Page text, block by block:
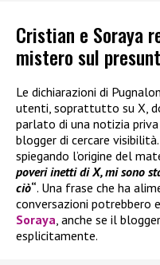
Cristian e Soraya
mistero sul
Le dichiarazioni di
utenti, soprattutto su X,
parlato di una notizia
blogger di cercare
spiegando l’origine del
poveri inetti di X, mi sono
ciò“. Una frase che ha
conversazioni potrebbero
Soraya , anche se il
esplicitamente.